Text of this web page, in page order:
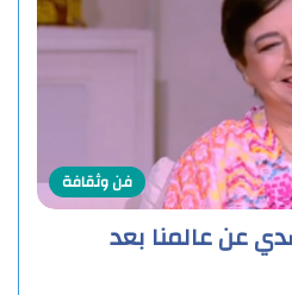
فن وثقافة
عن عالمنا بعد